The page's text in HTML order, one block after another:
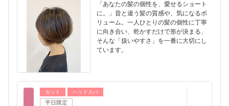
「あなたの髪の個性を、愛せるショート
に。」昔と違う髪の質感や、気になるボ
リューム。一人ひとりの髪の個性に丁寧
に向き合い、乾かすだけで形が決まる、
そんな「扱いやすさ」を一番に大切にし
ています。
カット ヘッドスパ
平日限定